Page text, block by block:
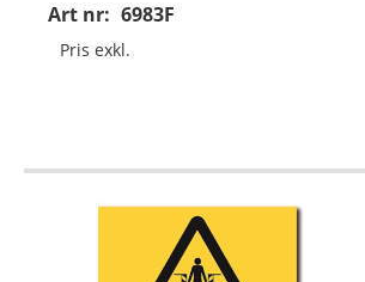
Art nr: 6983F
Material:Självhäftande folie
Mått:210x297mm (eller annat mått
Pris exkl.